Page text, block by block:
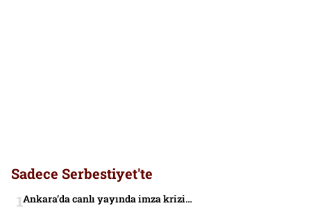
Sadece Serbestiyet'te
Ankara’da canlı yayında imza krizi…